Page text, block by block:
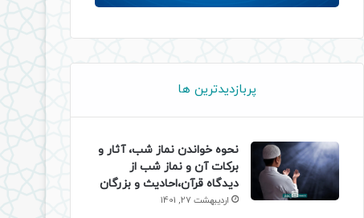
پربازدیدترین ها
نحوه خواندن نماز شب، آثار و
برکات آن و نماز شب از
دیدگاه قرآن،احادیث و بزرگان
اردیبهشت 27, 1401